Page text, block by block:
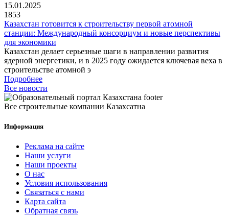
15.01.2025
1853
Казахстан готовится к строительству первой атомной
станции: Международный консорциум и новые перспективы
для экономики
Казахстан делает серьезные шаги в направлении развития
ядерной энергетики, и в 2025 году ожидается ключевая веха в
строительстве атомной э
Подробнее
Все новости
Все строительные компании Казахсатна
Информация
Реклама на сайте
Наши услуги
Наши проекты
О нас
Условия использования
Связаться с нами
Карта сайта
Обратная связь